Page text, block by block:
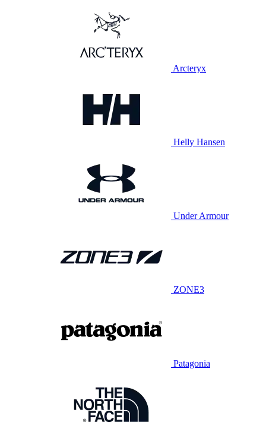
Arcteryx
Helly Hansen
Under Armour
ZONE3
Patagonia